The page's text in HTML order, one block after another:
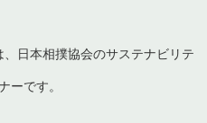
、日本相撲協会のサステナビリテ
ーです。